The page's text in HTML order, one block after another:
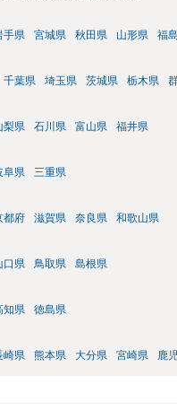
手県 宮城県 秋田県 山形県 福
千葉県 埼玉県 茨城県 栃木県
梨県 石川県 富山県 福井県
阜県 三重県
都府 滋賀県 奈良県 和歌山県
口県 鳥取県 島根県
知県 徳島県
崎県 熊本県 大分県 宮崎県 鹿